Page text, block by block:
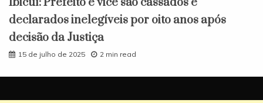
declarados inelegíveis por oito anos após
decisão da Justiça
15 de julho de 2025 2 min read